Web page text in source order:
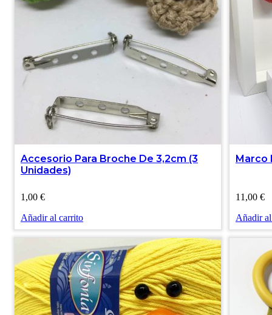
Accesorio Para Broche De 3,2cm (3
Unidades)
1,00 €
Añadir al carrito
Marco
11,00 €
Añadir